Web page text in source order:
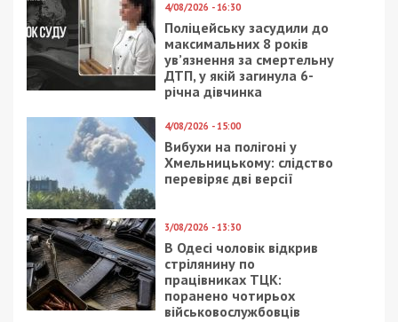
4/08/2026 - 16:30
Поліцейську засудили до
максимальних 8 років
ув’язнення за смертельну
ДТП, у якій загинула 6-
річна дівчинка
4/08/2026 - 15:00
Вибухи на полігоні у
Хмельницькому: слідство
перевіряє дві версії
3/08/2026 - 13:30
В Одесі чоловік відкрив
стрілянину по
працівниках ТЦК:
поранено чотирьох
військовослужбовців